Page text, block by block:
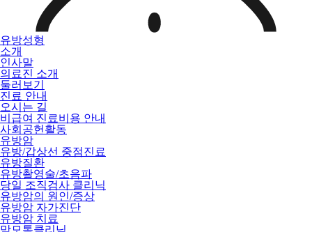
유방성형
소개
인사말
의료진 소개
둘러보기
진료 안내
오시는 길
비급여 진료비용 안내
사회공헌활동
유방암
유방/갑상선 중점진료
유방질환
유방촬영술/초음파
당일 조직검사 클리닉
유방암의 원인/증상
유방암 자가진단
유방암 치료